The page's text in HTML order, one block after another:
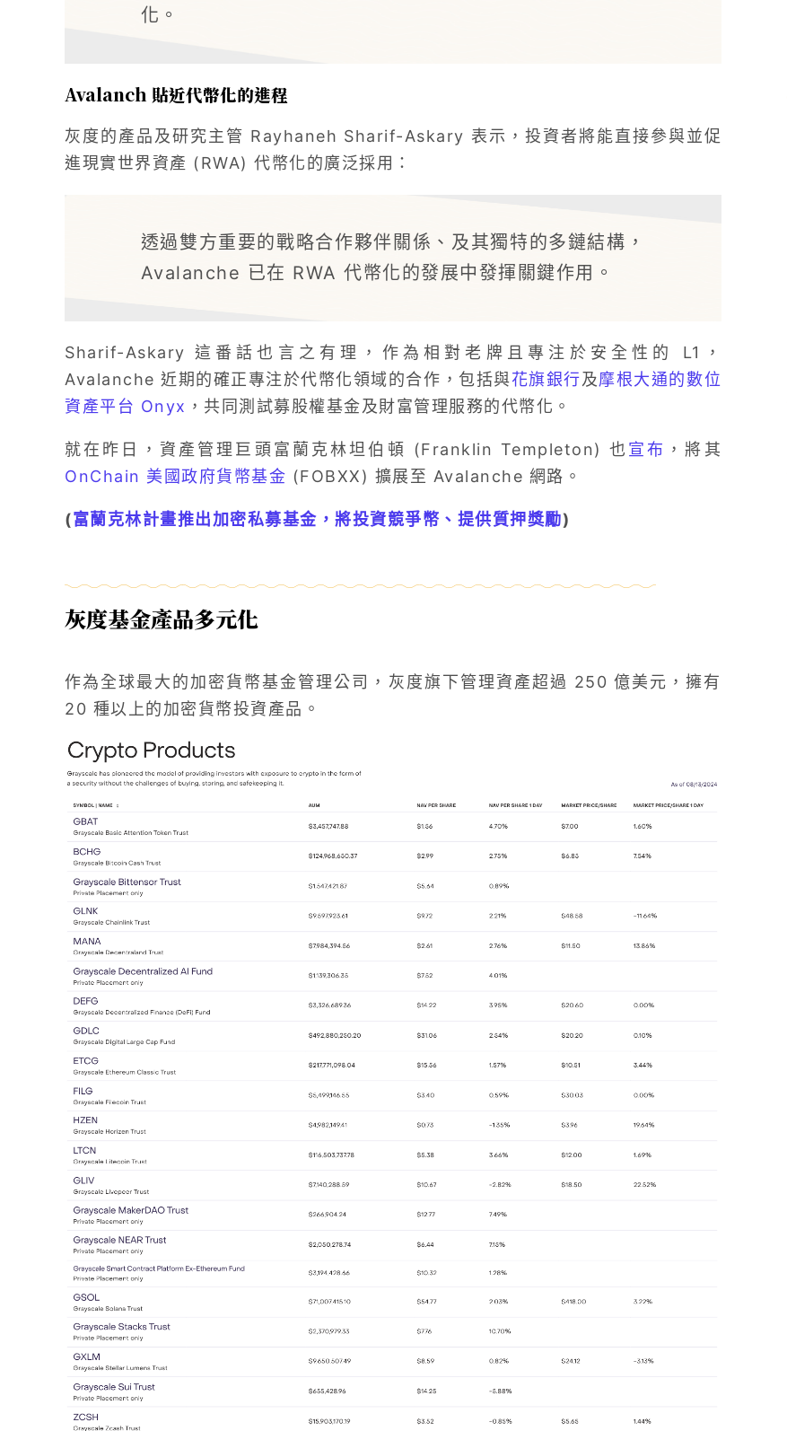
化。
Avalanch 貼近代幣化的進程
灰度的產品及研究主管 Rayhaneh Sharif-Askary 表示，投資者將能直接參與並促
進現實世界資產 (RWA) 代幣化的廣泛採用：
透過雙方重要的戰略合作夥伴關係、及其獨特的多鏈結構，
Avalanche 已在 RWA 代幣化的發展中發揮關鍵作用。
Sharif-Askary 這番話也言之有理，作為相對老牌且專注於安全性的 L1，
Avalanche 近期的確正專注於代幣化領域的合作，包括與花旗銀行及摩根大通的數位
資產平台 Onyx ，共同測試募股權基金及財富管理服務的代幣化。
就在昨日，資產管理巨頭富蘭克林坦伯頓 (Franklin Templeton) 也 宣布 ，將其
OnChain 美國政府貨幣基金 (FOBXX) 擴展至 Avalanche 網路。
(富蘭克林計畫推出加密私募基金，將投資競爭幣、提供質押獎勵)
灰度基金產品多元化
作為全球最大的加密貨幣基金管理公司，灰度旗下管理資產超過 250 億美元，擁有
20 種以上的加密貨幣投資產品。